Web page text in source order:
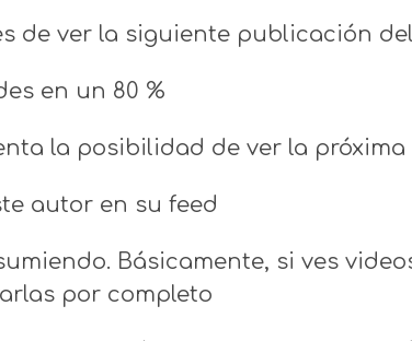
ver la siguiente publicación
en un 80 %
la posibilidad de ver la
autor en su feed
Básicamente, si ves
por completo